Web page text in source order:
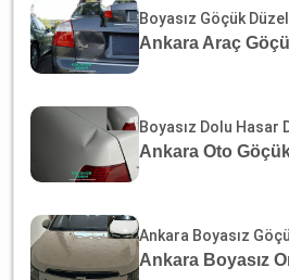
Boyasız Göçük
Ankara Araç
Boyasız Dolu Hasar
Ankara Oto
Ankara Boyasız
Ankara Boyasız